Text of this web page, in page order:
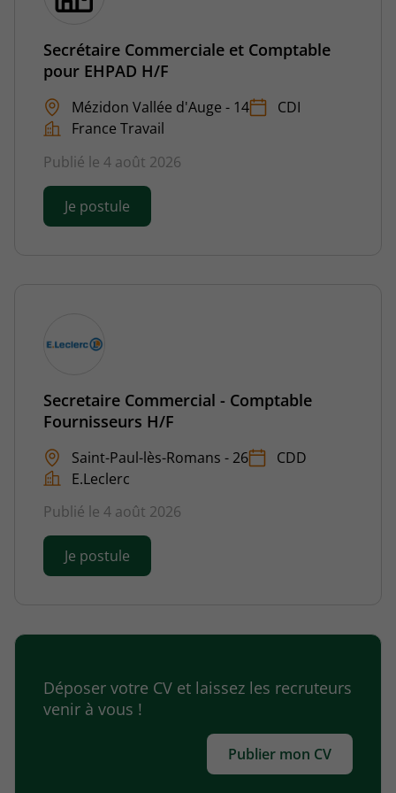
Secrétaire Commerciale et Comptable
pour EHPAD H/F
Mézidon Vallée d'Auge - 14
CDI
France Travail
Publié le 4 août 2026
Je postule
Secretaire Commercial - Comptable
Fournisseurs H/F
Saint-Paul-lès-Romans - 26
CDD
E.Leclerc
Publié le 4 août 2026
Je postule
Déposer votre CV et laissez les recruteurs
venir à vous !
Publier mon CV